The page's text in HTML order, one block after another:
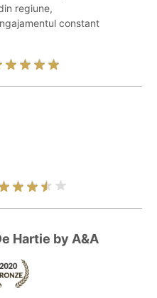
regiune,
constant
Hartie by A&A